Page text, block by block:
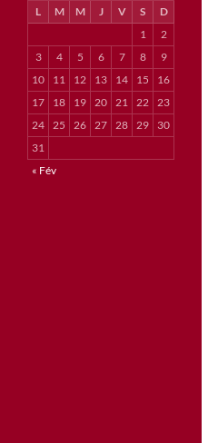
L M M J V S
D
1
2
3
4 5 6 7 8
9
10
11 12 13 14 15
16
17
18 19 20 21 22 23
24 25 26 27 28 29
30
31
« Fév